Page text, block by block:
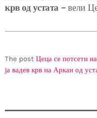
крв од устата – вели
The post Цеца се потсети
ја вадев крв на Аркан од